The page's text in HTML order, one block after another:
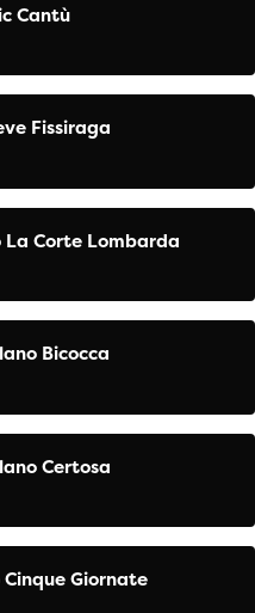
Cantù
Fissiraga
Corte Lombarda
Bicocca
Certosa
Giornate